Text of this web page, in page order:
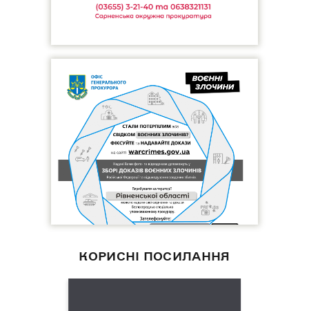
КОРИСНІ ПОСИЛАННЯ